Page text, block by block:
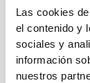
Las cookies
el contenido y
sociales y
información
nuestros
RevoKnit
máxima